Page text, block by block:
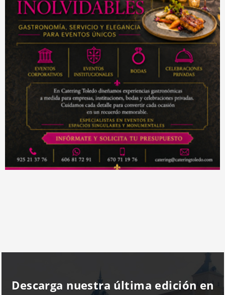
Descarga nuestra última edición en